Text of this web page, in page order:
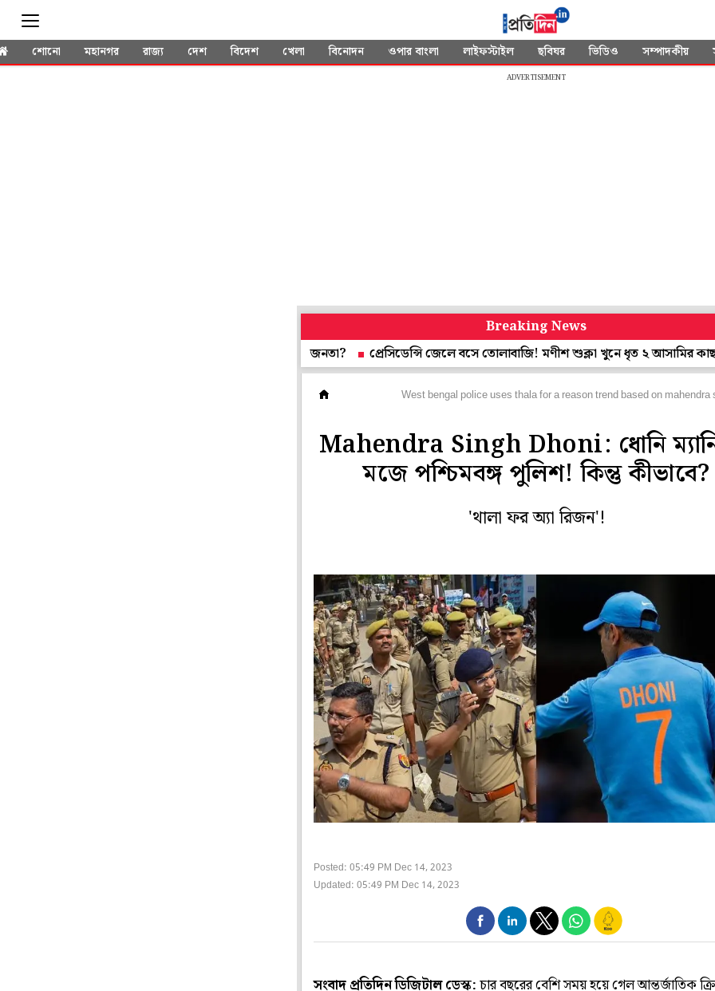
শোনো মহানগর রাজ্য দেশ বিদেশ খেলা বিনোদন ওপার বাংলা লাইফস্টাইল ছবিঘর ভিডিও সম্পাদকীয়
ADVERTISEMENT
Breaking News
প্রেসিডেন্সি জেলে বসে তোলাবাজি! মণীশ শুক্লা খুনে ধৃত ২ আসামির কাছ থেকে
West bengal police uses thala for a reason trend based on mahendra
Mahendra Singh Dhoni: ধোনি
মজে পশ্চিমবঙ্গ পুলিশ! কিন্তু কীভাবে?
'থালা ফর অ্যা রিজন'!
Posted: 05:49 PM Dec 14, 2023
Updated: 05:49 PM Dec 14, 2023
সংবাদ প্রতিদিন ডিজিটাল ডেস্ক:চার বছরের বেশি সময় হয়ে গেল আন্তর্জাতিক